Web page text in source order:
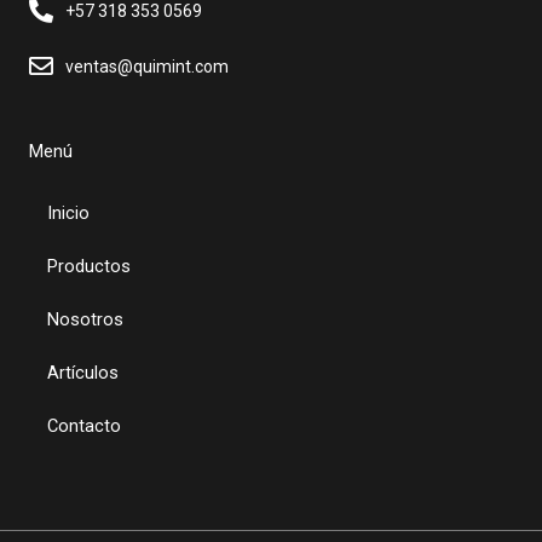
+57 318 353 0569
ventas@quimint.com
Menú
Inicio
Productos
Nosotros
Artículos
Contacto